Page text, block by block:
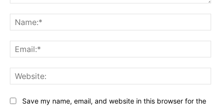
Save my name, email, and website in this browser for the